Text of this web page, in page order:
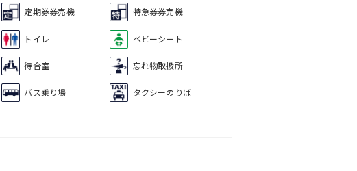
定期券券売機 特急券券売機
トイレ ベビーシート
待合室 忘れ物取扱所
バス乗り場 タクシーのりば